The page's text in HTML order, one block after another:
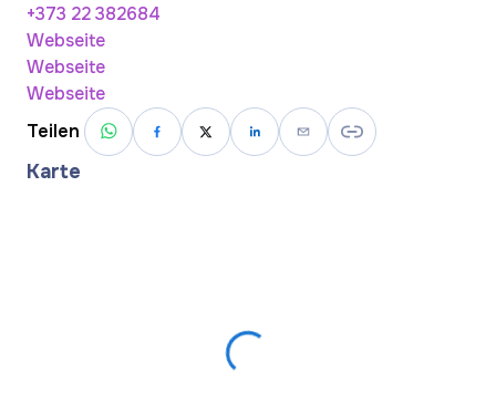
+373 22 382684
Webseite
Webseite
Webseite
Teilen
Karte